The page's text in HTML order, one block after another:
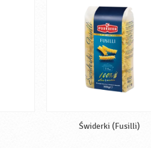
Świderki (Fusilli)